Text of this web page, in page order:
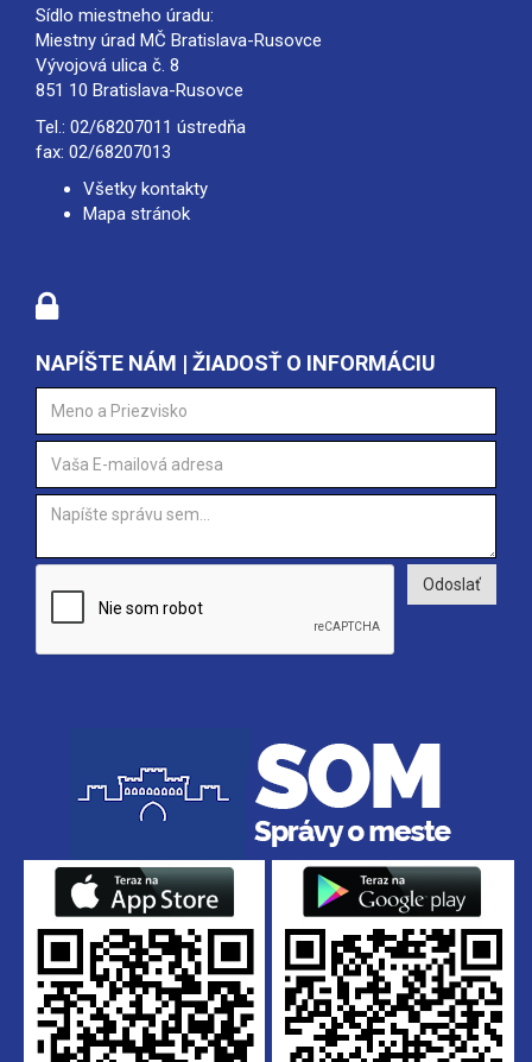
Sídlo miestneho úradu:
Miestny úrad MČ Bratislava-Rusovce
Vývojová ulica č. 8
851 10 Bratislava-Rusovce
Tel.: 02/68207011 ústredňa
fax: 02/68207013
Všetky kontakty
Mapa stránok
NAPÍŠTE NÁM | ŽIADOSŤ O INFORMÁCIU